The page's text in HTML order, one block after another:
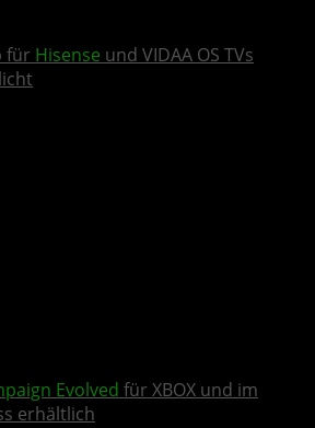
für Hisense und VIDAA OS TVs
Evolved für XBOX und im
erhältlich